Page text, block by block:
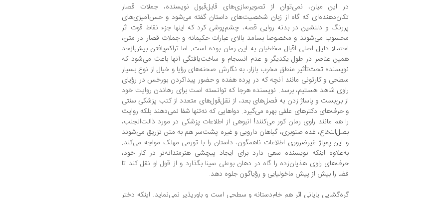
در این میان، نمی‌توان از تصویرسازی‌های قابل‌قبول نویسنده، جملات قصار
تکان‌دهنده‌ای که گاه از زبان شخصیت‌های داستان گفته می‌شود و حس‌آمیزی‌های
پررنگ و دلنشین در بدنه روایی قصه، چشم‌پوشی کرد که اینها جزء نقاط ‌قوت اثر
محسوب می‌شوند و مخصوصا بسامد بالای عبارات حکیمانه و جملات قصار در متن،
احتمالا دلیل اصلی اقبال مخاطبان به این رمان بوده است. اما تراکم‌یافتن بیش‌از‌حد
همین عناصر در طول یکدیگر و عدم انسجام و ساخت‌یافتگی آنها باعث می‌شود که
نویسنده تحت‌تأثیر منطق مخرب بازار، به نگارش صحنه‌های رؤیا و خیال از نوع بسیار
سطحی و کارتونی مانند آنچه که در پرده هفده و حضور پیدا‌کردن بورخس در رؤیای
راوی شاهد هستیم، برسد. نویسنده هرجا که توانسته است برای رهاندن روایت خود
از بن‌بست و پاساژ زدن به فصل‌های بعد، از نقل‌قول‌های متعدد از کتب پزشکی سنتی
و حرف‌های دکترهای علفی بهره می‌گیرد. دواهایی که نه‌تنها شفا نمی‌دهند بلکه روایت
را هم مانند راوی رمان کور می‌کنند! انبوهی از اطلاعات پزشکی در مورد ذالت‌الجنب،
بصل‌النخاع، غده صنوبری، گیاهان دارویی و غیره پشت‌سر هم به متن تزریق می‌شوند
و این پمپاژ غیرضروری اطلاعات ناهمگون، داستان را با تورمی مهلک مواجه می‌کند.
به‌علاوه اینکه نویسنده سعی دارد برای ایجاد پیچشی هنرمندانه‌تر در کار خود،
حرف‌های راوی هذیان‌زده را گاه در دهان بوعلی سینا بگذارد و از قول او نقل کند تا
فضا را بیش از پیش ماخولیایی و رؤیاگون جلوه دهد.
گره‌گشایی پایانی اثر هم خام‌دستانه و سطحی است و باورپذیر نمی‌نماید. اینکه دختر